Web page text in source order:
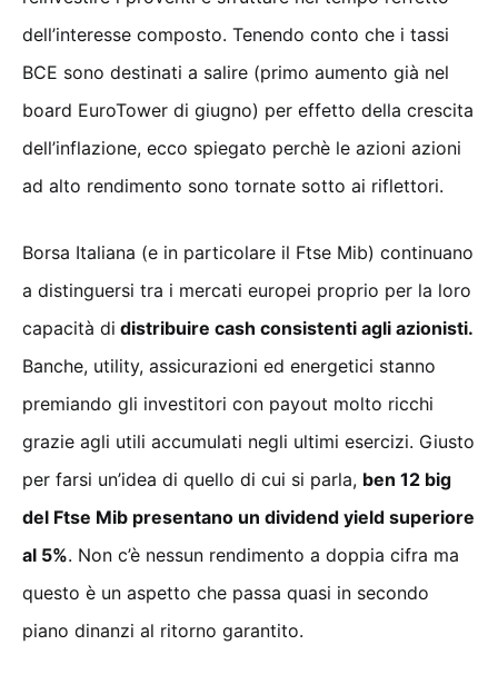
dell’interesse composto. Tenendo conto che i tassi
BCE sono destinati a salire (primo aumento già nel
board EuroTower di giugno) per effetto della crescita
dell’inflazione, ecco spiegato perchè le azioni azioni
ad alto rendimento sono tornate sotto ai riflettori.
Borsa Italiana (e in particolare il Ftse Mib) continuano
a distinguersi tra i mercati europei proprio per la loro
capacità di distribuire cash consistenti agli azionisti.
Banche, utility, assicurazioni ed energetici stanno
premiando gli investitori con payout molto ricchi
grazie agli utili accumulati negli ultimi esercizi. Giusto
per farsi un’idea di quello di cui si parla, ben 12 big
del Ftse Mib presentano un dividend yield superiore
al 5%. Non c’è nessun rendimento a doppia cifra ma
questo è un aspetto che passa quasi in secondo
piano dinanzi al ritorno garantito.